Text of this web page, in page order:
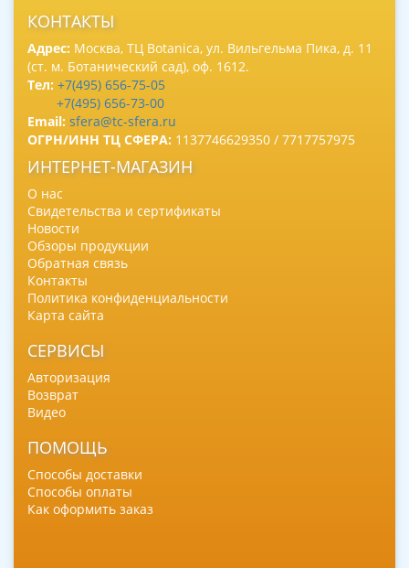
КОНТАКТЫ
Адрес: Москва, ТЦ Botanica, ул. Вильгельма Пика, д. 11
(ст. м. Ботанический сад), оф. 1612.
Тел: +7(495) 656-75-05
+7(495) 656-73-00
Email: sfera@tc-sfera.ru
ОГРН/ИНН ТЦ СФЕРА: 1137746629350 / 7717757975
ИНТЕРНЕТ-МАГАЗИН
О нас
Свидетельства и сертификаты
Новости
Обзоры продукции
Обратная связь
Контакты
Политика конфиденциальности
Карта сайта
СЕРВИСЫ
Авторизация
Возврат
Видео
ПОМОЩЬ
Способы доставки
Способы оплаты
Как оформить заказ